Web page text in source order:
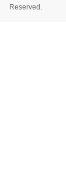
Reserved.